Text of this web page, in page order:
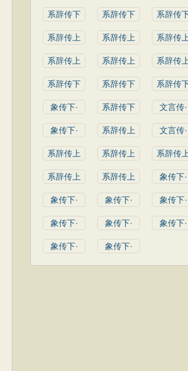
系辞传下 系辞传下 系辞传
系辞传上 系辞传上 系辞传上
系辞传上 系辞传上 系辞传上
系辞传下 系辞传下 系辞传
象传下· 系辞传下 文言传·
象传下· 系辞传上 文言传·
系辞传上 系辞传上 系辞传上
系辞传上 系辞传上 象传下·
象传下· 象传下· 象传下·
象传下· 象传下· 象传下·
象传下· 象传下·